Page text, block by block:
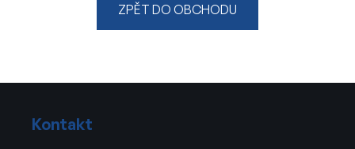
ZPĚT DO OBCHODU
Kontakt